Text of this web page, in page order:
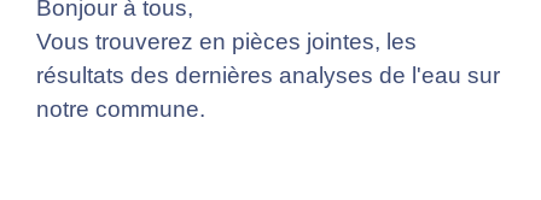
Bonjour à tous,
Vous trouverez en pièces jointes, les
résultats des dernières analyses de l'eau sur
notre commune.